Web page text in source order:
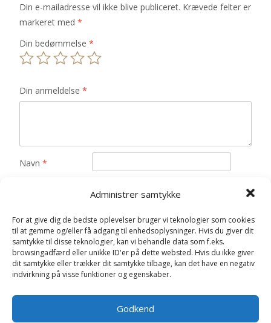
Administrer samtykke
For at give dig de bedste oplevelser bruger vi teknologier som cookies
til at gemme og/eller få adgang til enhedsoplysninger. Hvis du giver dit
samtykke til disse teknologier, kan vi behandle data som f.eks.
browsingadfærd eller unikke ID'er på dette websted. Hvis du ikke giver
dit samtykke eller trækker dit samtykke tilbage, kan det have en negativ
indvirkning på visse funktioner og egenskaber.
Godkend
Din e-mailadresse vil ikke blive publiceret. Krævede felter er
markeret med *
Din bedømmelse *
Din anmeldelse *
Navn *
Gem mit navn, mail og websted i denne browser til
næste gang jeg kommenterer.
Relaterede varer